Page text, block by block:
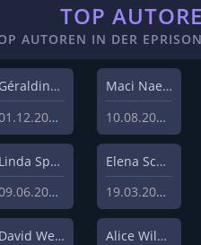
TOP
AUTOREN IN DER
Géraldine Hohmann
01.12.2020
Maci Naeem Cheema
10.08.2020
Linda Sprenger
09.06.2019
Elena Schulz
19.03.2019
David Weisz
Alice Wilczynski